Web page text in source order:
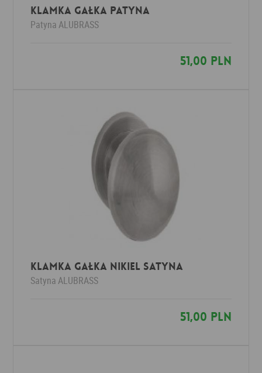
Klamka GAŁKA patyna
Patyna ALUBRASS
51,00 PLN
Klamka GAŁKA nikiel satyna
Satyna ALUBRASS
51,00 PLN